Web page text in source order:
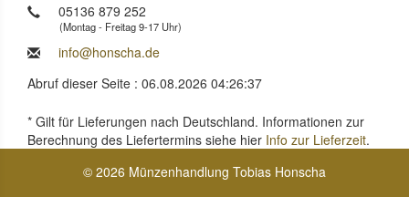
05136 879 252
(Montag - Freitag 9-17 Uhr)
info@honscha.de
Abruf dieser Seite : 06.08.2026 04:26:37
* Gilt für Lieferungen nach Deutschland. Informationen zur
Berechnung des Liefertermins siehe hier Info zur Lieferzeit.
© 2026 Münzenhandlung Tobias Honscha